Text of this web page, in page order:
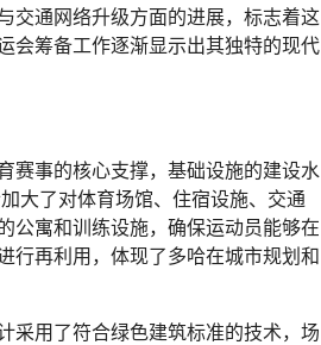
交通网络升级方面的进展，标志着这
会筹备工作逐渐显示出其独特的现代
赛事的核心支撑，基础设施的建设水
大了对体育场馆、住宿设施、交通
公寓和训练设施，确保运动员能够在
行再利用，体现了多哈在城市规划和
采用了符合绿色建筑标准的技术，场